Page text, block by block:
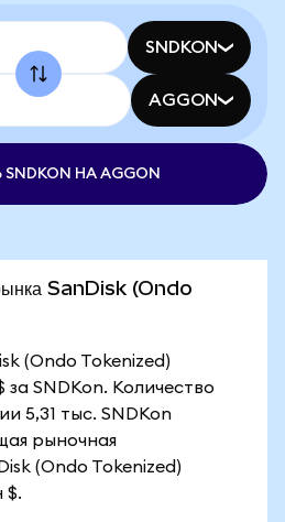
SNDKON
AGGON
НА AGGON
SanDisk (Ondo
(Ondo Tokenized)
за SNDKon. Количество
5,31 тыс. SNDKon
рыночная
(Ondo Tokenized)
$.